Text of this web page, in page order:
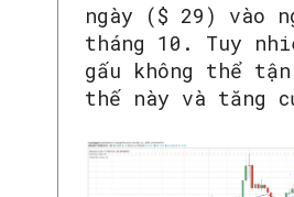
SEARCH...
ngày ($ 29) vào
tháng 10. Tuy
gấu không thể
thế này và tăng